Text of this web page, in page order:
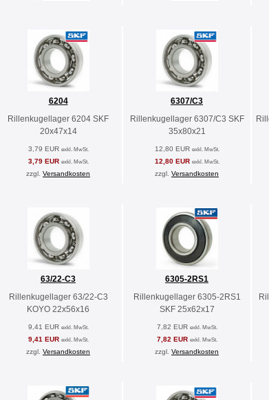
6204
Rillenkugellager 6204 SKF
20x47x14
3,79 EUR exkl. MwSt.
3,79 EUR exkl. MwSt.
zzgl. Versandkosten
6307/C3
Rillenkugellager 6307/C3 SKF
35x80x21
12,80 EUR exkl. MwSt.
12,80 EUR exkl. MwSt.
zzgl. Versandkosten
63/22-C3
Rillenkugellager 63/22-C3
KOYO 22x56x16
9,41 EUR exkl. MwSt.
9,41 EUR exkl. MwSt.
zzgl. Versandkosten
6305-2RS1
Rillenkugellager 6305-2RS1
SKF 25x62x17
7,82 EUR exkl. MwSt.
7,82 EUR exkl. MwSt.
zzgl. Versandkosten